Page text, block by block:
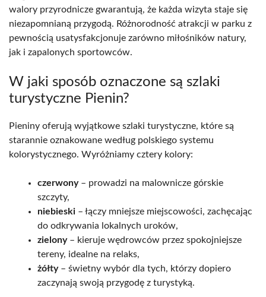
walory przyrodnicze gwarantują, że każda wizyta staje się
niezapomnianą przygodą. Różnorodność atrakcji w parku z
pewnością usatysfakcjonuje zarówno miłośników natury,
jak i zapalonych sportowców.
W jaki sposób oznaczone są szlaki
turystyczne Pienin?
Pieniny oferują wyjątkowe szlaki turystyczne, które są
starannie oznakowane według polskiego systemu
kolorystycznego. Wyróżniamy cztery kolory:
czerwony– prowadzi na malownicze górskie
szczyty,
niebieski – łączy mniejsze miejscowości, zachęcając
do odkrywania lokalnych uroków,
zielony– kieruje wędrowców przez spokojniejsze
tereny, idealne na relaks,
żółty– świetny wybór dla tych, którzy dopiero
zaczynają swoją przygodę z turystyką.